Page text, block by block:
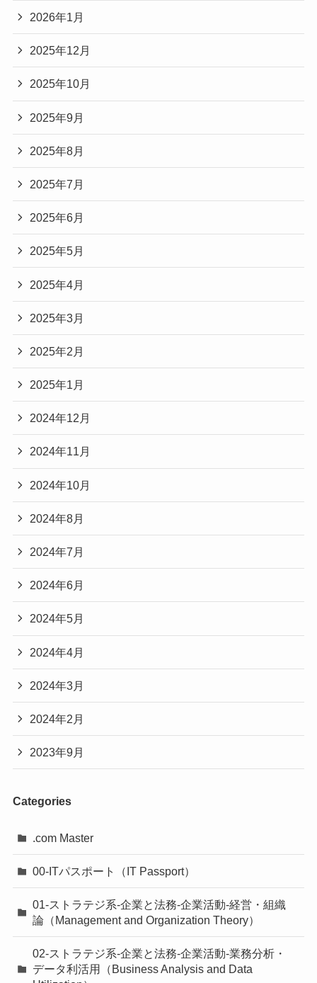
2026年1月
2025年12月
2025年10月
2025年9月
2025年8月
2025年7月
2025年6月
2025年5月
2025年4月
2025年3月
2025年2月
2025年1月
2024年12月
2024年11月
2024年10月
2024年8月
2024年7月
2024年6月
2024年5月
2024年4月
2024年3月
2024年2月
2023年9月
Categories
.com Master
00-ITパスポート（IT Passport）
01-ストラテジ系-企業と法務-企業活動-経営・組織
論（Management and Organization Theory）
02-ストラテジ系-企業と法務-企業活動-業務分析・
データ利活用（Business Analysis and Data